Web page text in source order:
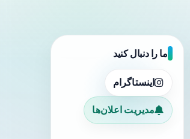
ما را دنبال کنید
اینستاگرام
مدیریت اعلان‌ها